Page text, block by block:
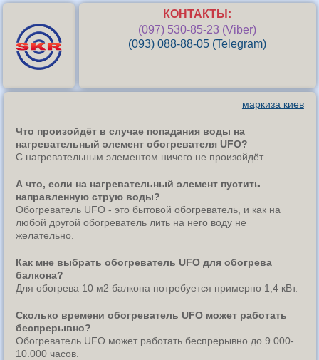
КОНТАКТЫ:
(097) 530-85-23 (Viber)
(093) 088-88-05 (Telegram)
маркиза киев
Что произойдёт в случае попадания воды на
нагревательный элемент обогревателя UFO?
С нагревательным элементом ничего не произойдёт.
А что, если на нагревательный элемент пустить
направленную струю воды?
Обогреватель UFO - это бытовой обогреватель, и как на
любой другой обогреватель лить на него воду не
желательно.
Как мне выбрать обогреватель UFO для обогрева
балкона?
Для обогрева 10 м2 балкона потребуется примерно 1,4 кВт.
Сколько времени обогреватель UFO может работать
беспрерывно?
Обогреватель UFO может работать беспрерывно до 9.000-
10.000 часов.